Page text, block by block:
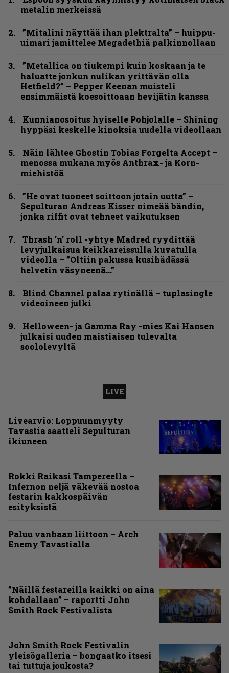
metalin merkeissä
”Mitalini näyttää ihan plektralta” – huippu-
uimari jamittelee Megadethiä palkinnollaan
”Metallica on tiukempi kuin koskaan ja te
haluatte jonkun nulikan yrittävän olla
Hetfield?” – Pepper Keenan muisteli
ensimmäistä koesoittoaan hevijätin kanssa
Kunnianosoitus hyiselle Pohjolalle – Shining
hyppäsi keskelle kinoksia uudella videollaan
Näin lähtee Ghostin Tobias Forgelta Accept –
menossa mukana myös Anthrax- ja Korn-
miehistöä
”He ovat tuoneet soittoon jotain uutta” –
Sepulturan Andreas Kisser nimeää bändin,
jonka riffit ovat tehneet vaikutuksen
Thrash ’n’ roll -yhtye Madred ryydittää
levyjulkaisua keikkareissulla kuvatulla
videolla – ”Oltiin pakussa kusihädässä
helvetin väsyneenä…”
Blind Channel palaa rytinällä – tuplasingle
videoineen julki
Helloween- ja Gamma Ray -mies Kai Hansen
julkaisi uuden maistiaisen tulevalta
soololevyltä
LIVE
Livearvio: Loppuunmyyty
Tavastia saatteli Sepulturan
ikiuneen
Rokki Raikasi Tampereella –
Infernon neljä väkevää nostoa
festarin kakkospäivän
esityksistä
Paluu vanhaan liittoon – Arch
Enemy Tavastialla
”Näillä festareilla kaikki on aina
kohdallaan” – raportti John
Smith Rock Festivalista
John Smith Rock Festivalin
yleisögalleria – bongaatko itsesi
tai tuttuja joukosta?